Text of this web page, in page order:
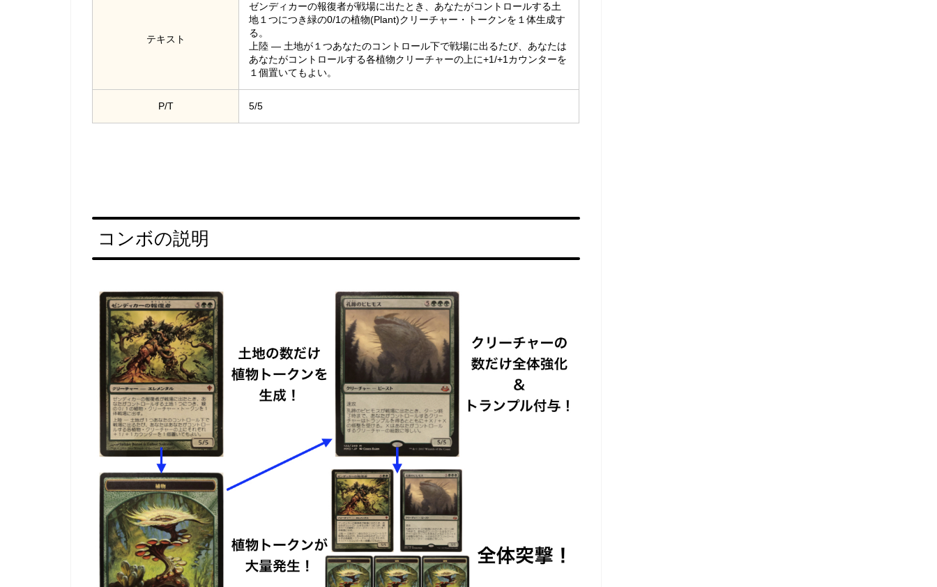
テキスト
ゼンディカーの報復者が戦場に出たとき、あなたがコントロールする土
地１つにつき緑の0/1の植物(Plant)クリーチャー・トークンを１体生成す
る。
上陸 ― 土地が１つあなたのコントロール下で戦場に出るたび、あなたは
あなたがコントロールする各植物クリーチャーの上に+1/+1カウンターを
１個置いてもよい。
P/T 5/5
コンボの説明